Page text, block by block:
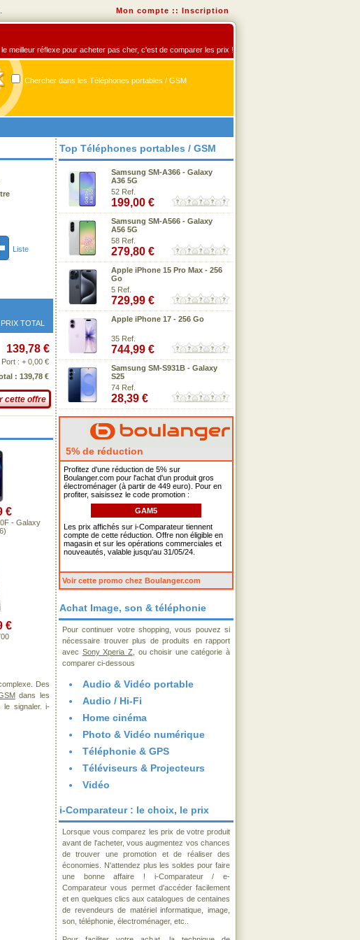
Mon compte :: Inscription
meilleur réflexe pour acheter pas cher, c'est de comparer les prix !
Chercher dans les Téléphones portables / GSM
Liste
PRIX TOTAL
139,78 €
Port : + 0,00 €
: 139,78 €
cette offre
€
- Galaxy
€
Des
dans les
signaler. i-
Top Téléphones portables / GSM
Samsung SM-A366 - Galaxy
A36 5G
52 Ref.
199,00 €
Samsung SM-A566 - Galaxy
A56 5G
58 Ref.
279,80 €
Apple iPhone 15 Pro Max - 256
Go
5 Ref.
729,99 €
Apple iPhone 17 - 256 Go
35 Ref.
744,99 €
Samsung SM-S931B - Galaxy
S25
74 Ref.
28,39 €
5% de réduction
Profitez d'une réduction de 5% sur
Boulanger.com pour l'achat d'un produit gros
électroménager (à partir de 449 euro). Pour en
profiter, saisissez le code promotion :
GAM5
Les prix affichés sur i-Comparateur tiennent
compte de cette réduction. Offre non éligible en
magasin et sur les opérations commerciales et
nouveautés, valable jusqu'au 31/05/24.
Voir cette promo chez Boulanger.com
Achat Image, son & téléphonie
Pour continuer votre shopping, vous pouvez si
nécessaire trouver plus de produits en rapport
avec Sony Xperia Z , ou choisir une catégorie à
comparer ci-dessous
Audio & Vidéo portable
Audio / Hi-Fi
Home cinéma
Photo & Vidéo numérique
Téléphonie & GPS
Téléviseurs & Projecteurs
Vidéo
i-Comparateur : le choix, le prix
Lorsque vous comparez les prix de votre produit
avant de l'acheter, vous augmentez vos chances
de trouver une promotion et de réaliser des
économies. N'attendez plus les soldes pour faire
une bonne affaire ! i-Comparateur / e-
Comparateur vous permet d'accéder facilement
et en quelques clics aux catalogues de centaines
de revendeurs de matériel informatique, image,
son, téléphonie, électroménager, etc..